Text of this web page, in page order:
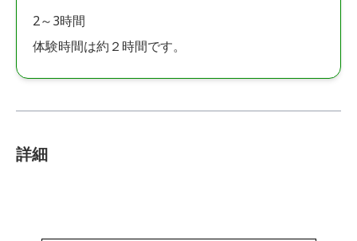
2～3時間
体験時間は約２時間です。
詳細